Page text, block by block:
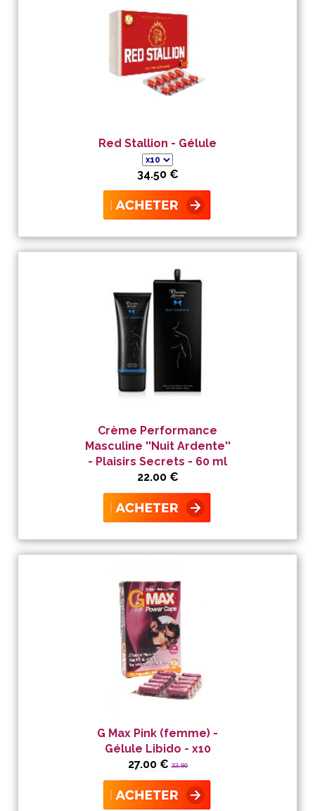
Red Stallion - Gélule
34.50 €
Crème Performance
Masculine ''Nuit Ardente''
- Plaisirs Secrets - 60 ml
22.00 €
G Max Pink (femme) -
Gélule Libido - x10
27.00 € 33.90